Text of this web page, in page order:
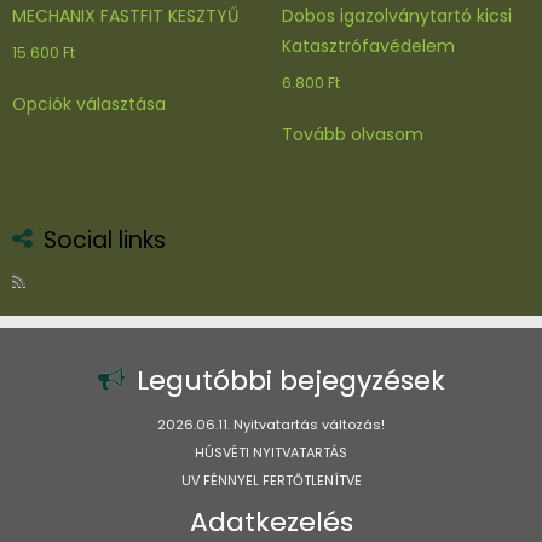
MECHANIX FASTFIT KESZTYŰ
15.600 Ft
Opciók választása
termékoldalon
ki
Dobos igazolványtartó kicsi
Katasztrófavédelem
6.800 Ft
Tovább olvasom
Social links
Legutóbbi bejegyzések
2026.06.11. Nyitvatartás változás!
HÚSVÉTI NYITVATARTÁS
UV FÉNNYEL FERTŐTLENÍTVE
Adatkezelés